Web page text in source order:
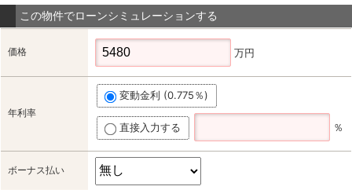
この物件でローンシミュレーションする
価格 万円
年利率
変動金利 (0.775％)
直接入力する ％
ボーナス払い